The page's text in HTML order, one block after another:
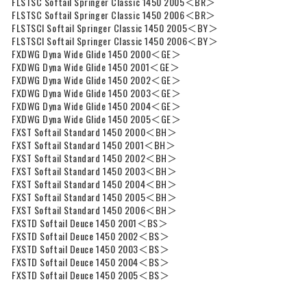
FLSTSC Softail Springer Classic 1450 2006＜BR＞
FLSTSCI Softail Springer Classic 1450 2005＜BY＞
FLSTSCI Softail Springer Classic 1450 2006＜BY＞
FXDWG Dyna Wide Glide 1450 2000＜GE＞
FXDWG Dyna Wide Glide 1450 2001＜GE＞
FXDWG Dyna Wide Glide 1450 2002＜GE＞
FXDWG Dyna Wide Glide 1450 2003＜GE＞
FXDWG Dyna Wide Glide 1450 2004＜GE＞
FXDWG Dyna Wide Glide 1450 2005＜GE＞
FXST Softail Standard 1450 2000＜BH＞
FXST Softail Standard 1450 2001＜BH＞
FXST Softail Standard 1450 2002＜BH＞
FXST Softail Standard 1450 2003＜BH＞
FXST Softail Standard 1450 2004＜BH＞
FXST Softail Standard 1450 2005＜BH＞
FXST Softail Standard 1450 2006＜BH＞
FXSTD Softail Deuce 1450 2001＜BS＞
FXSTD Softail Deuce 1450 2002＜BS＞
FXSTD Softail Deuce 1450 2003＜BS＞
FXSTD Softail Deuce 1450 2004＜BS＞
FXSTD Softail Deuce 1450 2005＜BS＞